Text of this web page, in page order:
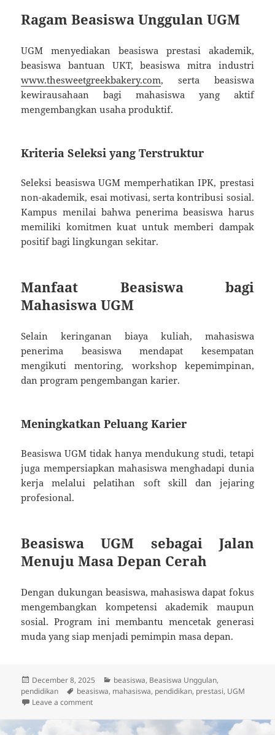
Ragam Beasiswa Unggulan UGM
UGM menyediakan beasiswa prestasi akademik,
beasiswa bantuan UKT, beasiswa mitra industri
www.thesweetgreekbakery.com, serta beasiswa
kewirausahaan bagi mahasiswa yang aktif
mengembangkan usaha produktif.
Kriteria Seleksi yang Terstruktur
Seleksi beasiswa UGM memperhatikan IPK, prestasi
non-akademik, esai motivasi, serta kontribusi sosial.
Kampus menilai bahwa penerima beasiswa harus
memiliki komitmen kuat untuk memberi dampak
positif bagi lingkungan sekitar.
Manfaat Beasiswa bagi
Mahasiswa UGM
Selain keringanan biaya kuliah, mahasiswa
penerima beasiswa mendapat kesempatan
mengikuti mentoring, workshop kepemimpinan,
dan program pengembangan karier.
Meningkatkan Peluang Karier
Beasiswa UGM tidak hanya mendukung studi, tetapi
juga mempersiapkan mahasiswa menghadapi dunia
kerja melalui pelatihan soft skill dan jejaring
profesional.
Beasiswa UGM sebagai Jalan
Menuju Masa Depan Cerah
Dengan dukungan beasiswa, mahasiswa dapat fokus
mengembangkan kompetensi akademik maupun
sosial. Program ini membantu mencetak generasi
muda yang siap menjadi pemimpin masa depan.
Posted
on
December 8, 2025 Categories
beasiswa, Beasiswa Unggulan,
pendidikan
Tags
beasiswa, mahasiswa, pendidikan, prestasi, UGM
Leave a commenton Beasiswa UGM: Dukungan Pendidikan bagi Calon